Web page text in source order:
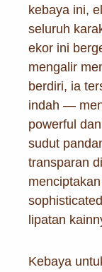
kebaya ini,
seluruh
ekor ini
mengalir
berdiri, ia
indah —
powerful
sudut
transparan
lipatan
Kebaya